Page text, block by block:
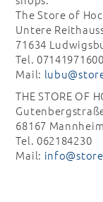
The Store of
Untere
71634
Tel. 07141971600
Mail:
THE STORE OF
68167 Mannheim
Tel. 062184230
Mail: